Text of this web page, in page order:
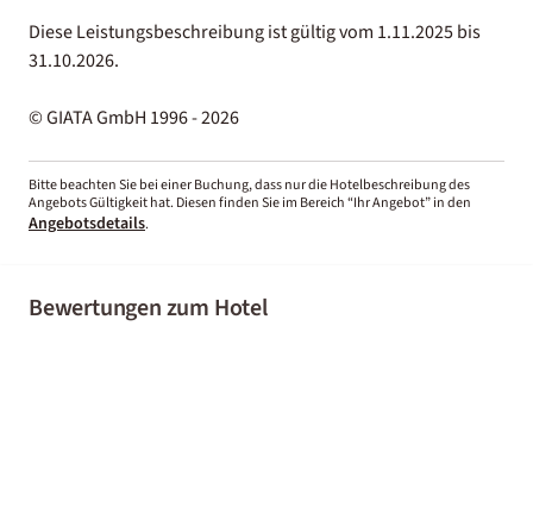
Diese Leistungsbeschreibung ist gültig vom 1.11.2025 bis
31.10.2026.
© GIATA GmbH 1996 - 2026
Bitte beachten Sie bei einer Buchung, dass nur die Hotelbeschreibung des
Angebots Gültigkeit hat. Diesen finden Sie im Bereich “Ihr Angebot” in den
Angebotsdetails.
Bewertungen zum Hotel